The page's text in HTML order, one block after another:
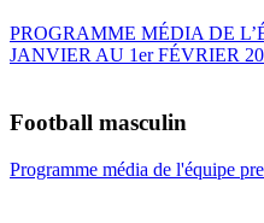
PROGRAMME MÉDIA DE
JANVIER AU 1er FÉVRIER
Football masculin
Programme média de l'équipe